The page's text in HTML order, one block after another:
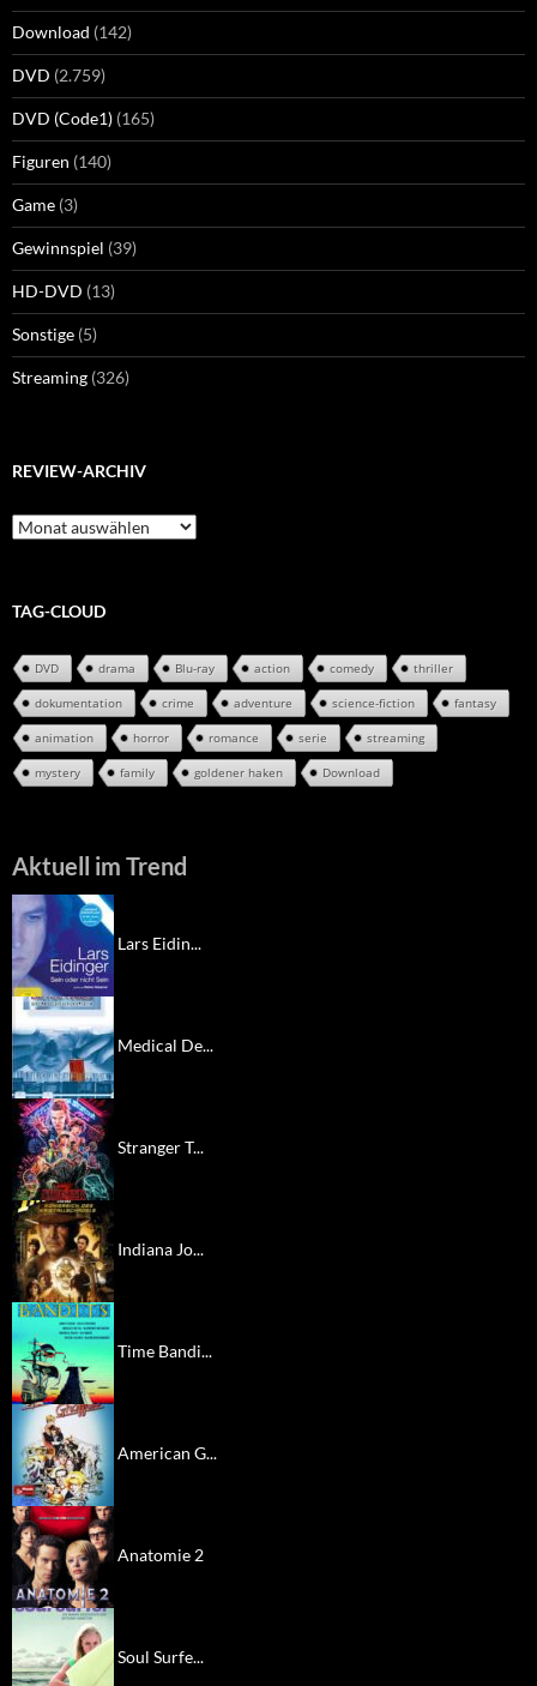
Download (142)
DVD (2.759)
DVD (Code1) (165)
Figuren (140)
Game (3)
Gewinnspiel (39)
HD-DVD (13)
Sonstige (5)
Streaming (326)
REVIEW-ARCHIV
Review-
Archiv
TAG-CLOUD
DVD drama Blu-ray action comedy thriller
dokumentation crime adventure science-fiction fantasy
animation horror romance serie streaming
mystery family goldener haken Download
Aktuell im Trend
Lars Eidin...
Medical De...
Stranger T...
Indiana Jo...
Time Bandi...
American G...
Anatomie 2
Soul Surfe...